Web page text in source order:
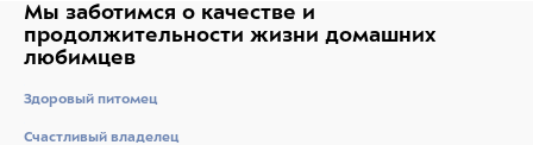
Состав
Мы заботимся о качестве и
продолжительности жизни домашних
любимцев
Здоровый питомец
Счастливый владелец